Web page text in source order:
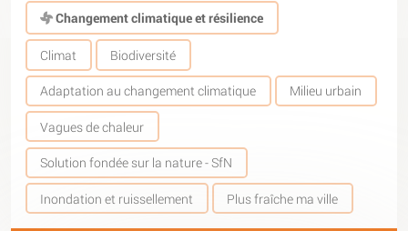
Changement climatique et résilience
Climat Biodiversité
Adaptation au changement climatique Milieu urbain
Vagues de chaleur
Solution fondée sur la nature - SfN
Inondation et ruissellement Plus fraîche ma ville